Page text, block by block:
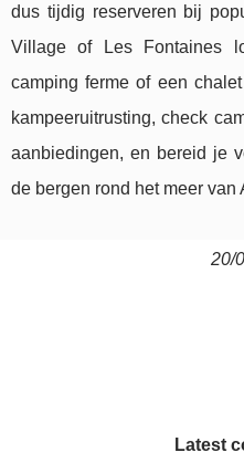
dus tijdig reserveren bij
Village of Les Fontaines
camping ferme of een
kampeeruitrusting, check
aanbiedingen, en bereid je
de bergen rond het meer van
20/
Latest